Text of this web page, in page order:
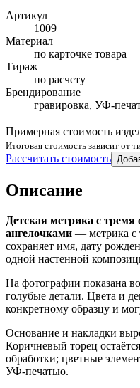
Артикул
1009
Материал
по карточке товара
Тираж
по расчету
Брендирование
гравировка, УФ-
Примерная стоимость
Итоговая стоимость зависит от
Рассчитать стоимость
Описание
Детская метрика с
ангелочками — метрика с
сохраняет имя, дату
одной настенной
На фотографии показана
голубые детали. Цвета и
конкретному образцу и
Основание и накладки
Коричневый торец
обработки; цветные
УФ-печатью.